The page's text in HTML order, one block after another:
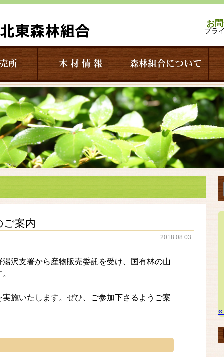
お
プラ
所 木 材 情 報 森林組合について
案内
2018.08.03
沢支署から産物販売委託を受け、国有林の山
施いたします。ぜひ、ご参加下さるようご案
«